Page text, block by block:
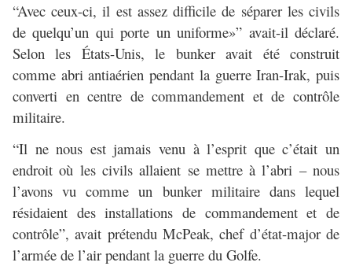
“Avec ceux-ci, il est assez difficile de séparer les civils
de quelqu’un qui porte un uniforme»” avait-il déclaré.
Selon les États-Unis, le bunker avait été construit
comme abri antiaérien pendant la guerre Iran-Irak, puis
converti en centre de commandement et de contrôle
militaire.
“Il ne nous est jamais venu à l’esprit que c’était un
endroit où les civils allaient se mettre à l’abri – nous
l’avons vu comme un bunker militaire dans lequel
résidaient des installations de commandement et de
contrôle”, avait prétendu McPeak, chef d’état-major de
l’armée de l’air pendant la guerre du Golfe.